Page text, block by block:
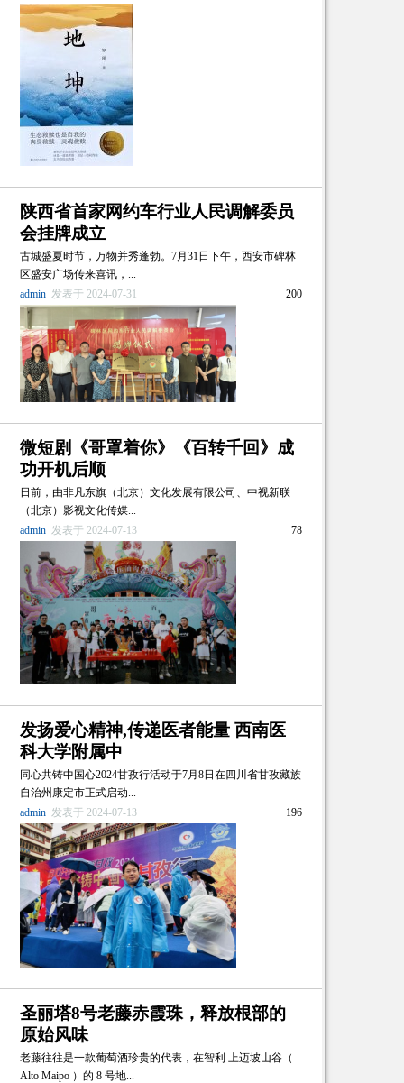
陕西省首家网约车行业人民调解委员
会挂牌成立
古城盛夏时节，万物并秀蓬勃。7月31日下午，西安市碑林
区盛安广场传来喜讯，...
admin 发表于 2024-07-31 200
微短剧《哥罩着你》《百转千回》成
功开机后顺
日前，由非凡东旗（北京）文化发展有限公司、中视新联
（北京）影视文化传媒...
admin 发表于 2024-07-13 78
发扬爱心精神,传递医者能量 西南医
科大学附属中
同心共铸中国心2024甘孜行活动于7月8日在四川省甘孜藏族
自治州康定市正式启动...
admin 发表于 2024-07-13 196
圣丽塔8号老藤赤霞珠，释放根部的
原始风味
老藤往往是一款葡萄酒珍贵的代表，在智利 上迈坡山谷（
Alto Maipo ）的 8 号地...